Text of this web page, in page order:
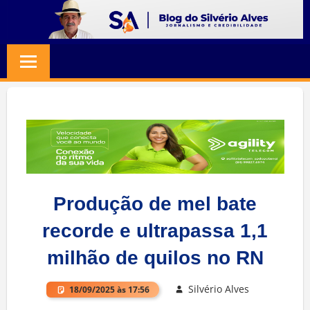
content
SILVERIO
ALVES
Jornalismo
Credibilidade
Produção de mel bate
recorde e ultrapassa 1,1
milhão de quilos no RN
18/09/2025 às 17:56 Silvério Alves